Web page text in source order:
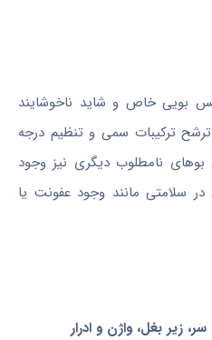
بویی خاص و شاید ناخوشایند
ترکیبات سمی و تنظیم درجه
نامطلوب دیگری نیز وجود
سلامتی مانند وجود عفونت یا
زیر بغل، واژن و ادرار